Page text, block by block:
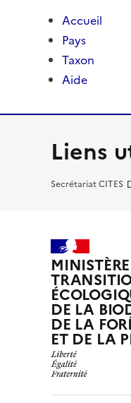
Accueil
Pays
Taxon
Aide
Liens
Secrétariat CITES
DE LA
DE LA
ET DE LA